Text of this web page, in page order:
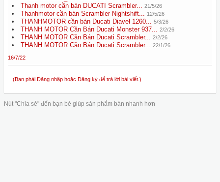
Thanh motor cần bán DUCATI Scrambler... 21/5/26
Thanhmotor cần bán Scrambler Nightshift... 12/5/26
THANHMOTOR cần bán Ducati Diavel 1260... 5/3/26
THANH MOTOR Cần Bán Ducati Monster 937... 2/2/26
THANH MOTOR Cần Bán Ducati Scrambler... 2/2/26
THANH MOTOR Cần Bán Ducati Scrambler... 22/1/26
16/7/22
(Bạn phải Đăng nhập hoặc Đăng ký để trả lời bài viết.)
Nút "Chia sẻ" đến bạn bè giúp sản phẩm bán nhanh hơn